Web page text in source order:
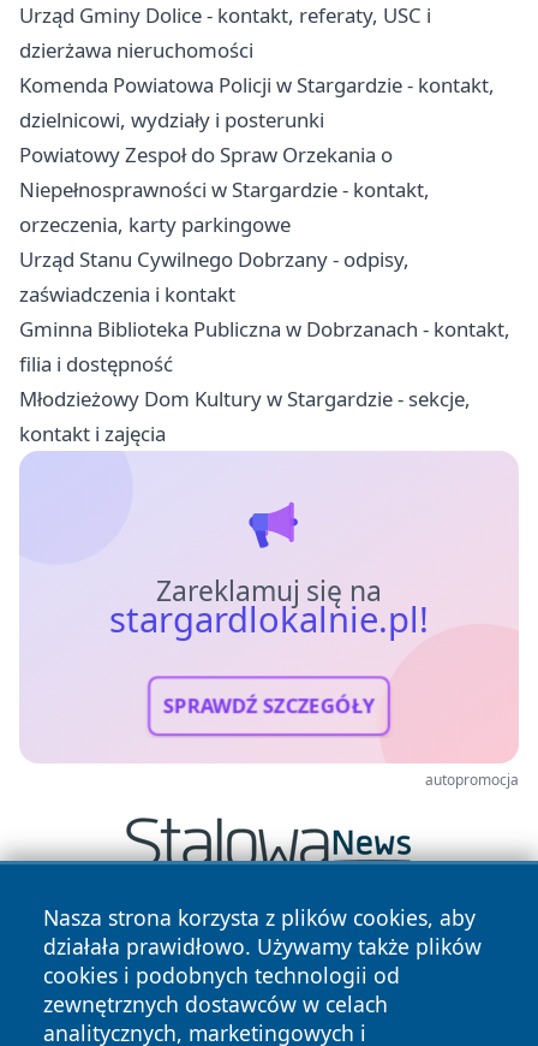
Urząd Gminy Dolice - kontakt, referaty, USC i
dzierżawa nieruchomości
Komenda Powiatowa Policji w Stargardzie - kontakt,
dzielnicowi, wydziały i posterunki
Powiatowy Zespoł do Spraw Orzekania o
Niepełnosprawności w Stargardzie - kontakt,
orzeczenia, karty parkingowe
Urząd Stanu Cywilnego Dobrzany - odpisy,
zaświadczenia i kontakt
Gminna Biblioteka Publiczna w Dobrzanach - kontakt,
filia i dostępność
Młodzieżowy Dom Kultury w Stargardzie - sekcje,
kontakt i zajęcia
Zareklamuj się na
stargardlokalnie.pl!
SPRAWDŹ SZCZEGÓŁY
autopromocja
Nasza strona korzysta z plików cookies, aby
działała prawidłowo. Używamy także plików
cookies i podobnych technologii od
zewnętrznych dostawców w celach
analitycznych, marketingowych i